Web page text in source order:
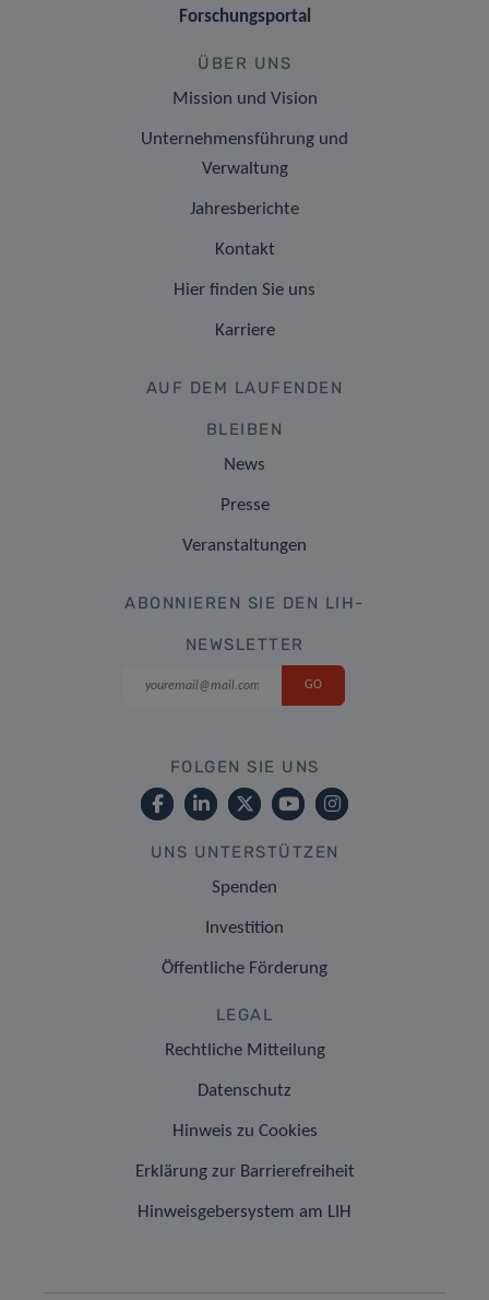
Forschungsportal
ÜBER UNS
Mission und Vision
Unternehmensführung und
Verwaltung
Jahresberichte
Kontakt
Hier finden Sie uns
Karriere
AUF DEM LAUFENDEN
BLEIBEN
News
Presse
Veranstaltungen
ABONNIEREN SIE DEN LIH-
NEWSLETTER
FOLGEN SIE UNS
UNS UNTERSTÜTZEN
Spenden
Investition
Öffentliche Förderung
LEGAL
Rechtliche Mitteilung
Datenschutz
Hinweis zu Cookies
Erklärung zur Barrierefreiheit
Hinweisgebersystem am LIH